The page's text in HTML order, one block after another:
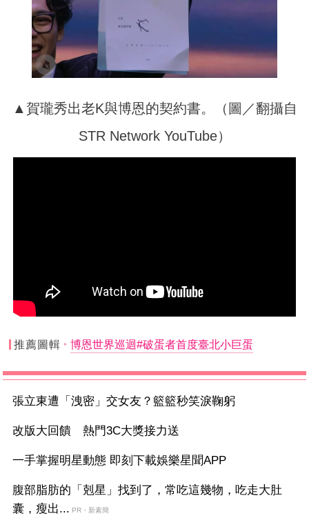
▲賀瓏秀出老K與博恩的契約書。（圖／翻攝自
STR Network YouTube）
推薦圖輯 博恩世界巡迴#破蛋者首度臺北小巨蛋
張立東遭「洩密」交女友？籃籃秒笑淚鞠躬
改版大回饋 熱門3C大獎接力送
一手掌握明星動態 即刻下載娛樂星聞APP
腹部脂肪的「剋星」找到了，常吃這幾物，吃走大肚
囊，瘦出... PR・新素簡